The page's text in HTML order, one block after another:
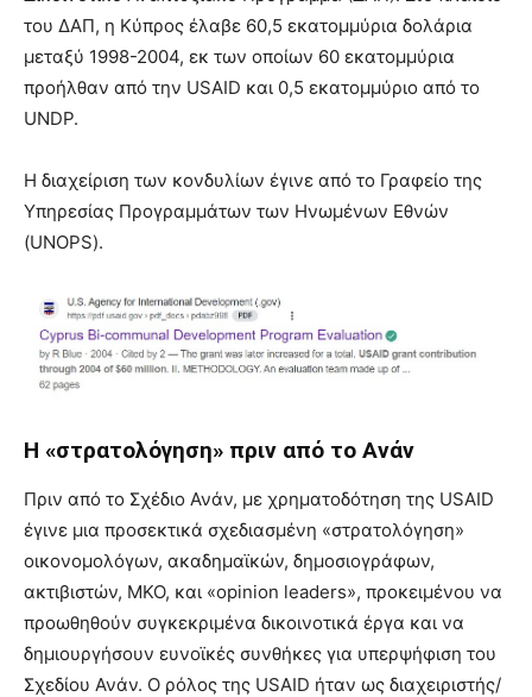
του ΔΑΠ, η Κύπρος έλαβε 60,5 εκατομμύρια δολάρια
μεταξύ 1998-2004, εκ των οποίων 60 εκατομμύρια
προήλθαν από την USAID και 0,5 εκατομμύριο από το
UNDP.
Η διαχείριση των κονδυλίων έγινε από το Γραφείο της
Υπηρεσίας Προγραμμάτων των Ηνωμένων Εθνών
(UNOPS).
Η «στρατολόγηση» πριν από το Ανάν
Πριν από το Σχέδιο Ανάν, με χρηματοδότηση της USAID
έγινε μια προσεκτικά σχεδιασμένη «στρατολόγηση»
οικονομολόγων, ακαδημαϊκών, δημοσιογράφων,
ακτιβιστών, ΜΚΟ, και «opinion leaders», προκειμένου να
προωθηθούν συγκεκριμένα δικοινοτικά έργα και να
δημιουργήσουν ευνοϊκές συνθήκες για υπερψήφιση του
Σχεδίου Ανάν. Ο ρόλος της USAID ήταν ως διαχειριστής/